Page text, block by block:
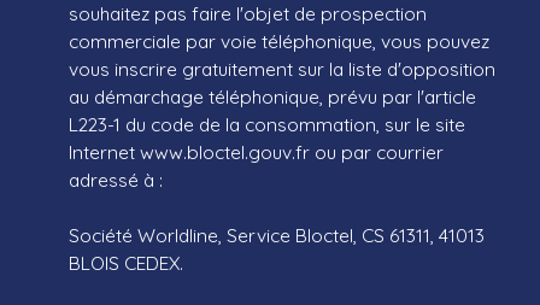
souhaitez pas faire l'objet de prospection
commerciale par voie téléphonique, vous pouvez
vous inscrire gratuitement sur la liste d'opposition
au démarchage téléphonique, prévu par l'article
L223-1 du code de la consommation, sur le site
Internet www.bloctel.gouv.fr ou par courrier
adressé à :
Société Worldline, Service Bloctel, CS 61311, 41013
BLOIS CEDEX.